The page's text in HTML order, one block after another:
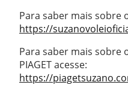
Para saber mais sobre
https://
Para saber mais sobre
PIAGET acesse:
https://